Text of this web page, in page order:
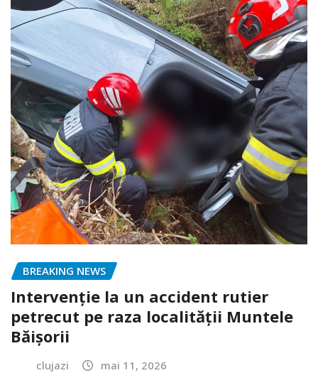
BREAKING NEWS
Intervenție la un accident rutier
petrecut pe raza localității Muntele
Băișorii
clujazi mai 11, 2026